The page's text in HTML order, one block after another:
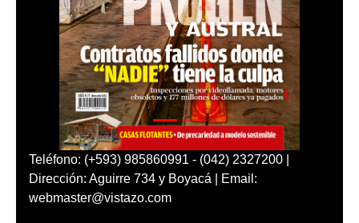
Teléfono: (+593) 985860991 - (042) 2327200 |
Dirección: Aguirre 734 y Boyacá | Email:
webmaster@vistazo.com